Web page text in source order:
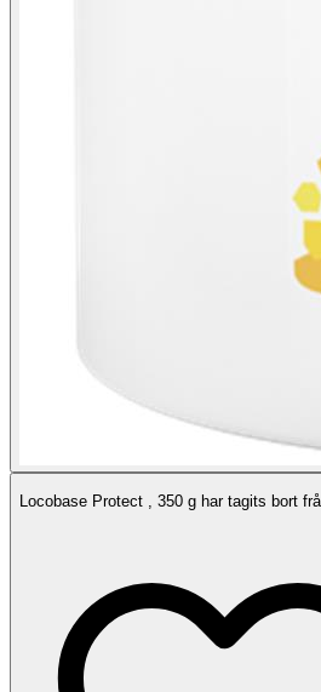
Locobase Protect , 350 g har tagits bort